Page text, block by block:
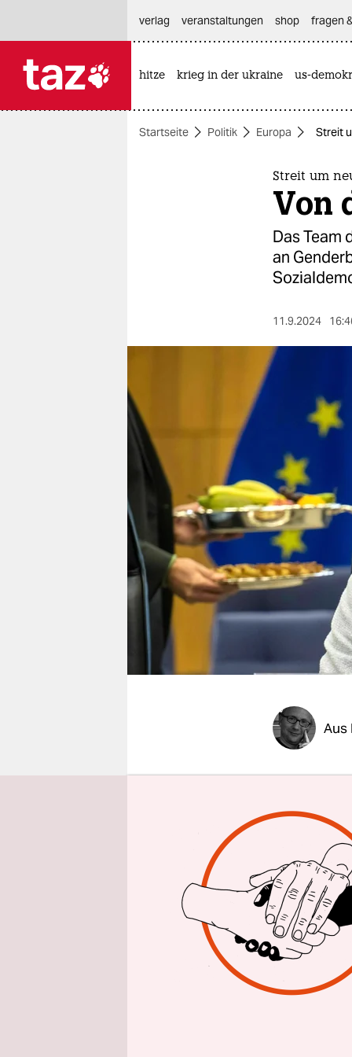
themen
wahrheit
verlag
verlag
veranstaltungen
shop
fragen & hilfe
unterstützen
abo
genossenschaft
verlag
veranstaltungen shop fragen
hitze krieg in der ukraine us-
Startseite Politik Europa Streit
Streit um
Von
Das Team
an
11.9.2024
Aus
Dieser
An
ihr neues
unter den
17.
Die
Gefahr,
einem